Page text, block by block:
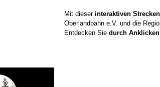
Mit dieser interaktiven
Oberlandbahn e.V. und die
Entdecken Sie durch Anklicken